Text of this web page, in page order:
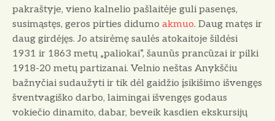
pakraštyje, vieno kalnelio pašlaitėje guli pasenęs,
susimąstęs, geros pirties didumo ak­muo. Daug matęs ir
daug girdėjęs. Jo atsirėmę saulės atokaitoje šildėsi
1931 ir 1863 metų „pa­liokai”, šaunūs prancūzai ir pilki
1918-20 metų partizanai. Velnio neštas Anykščiu
bažnyčiai sudaužyti ir tik dėl gaidžio įsikišimo išvengęs
šventvagiško darbo, laimingai išvengęs godaus
vokiečio dinamito, dabar, beveik kasdien ekskursijų